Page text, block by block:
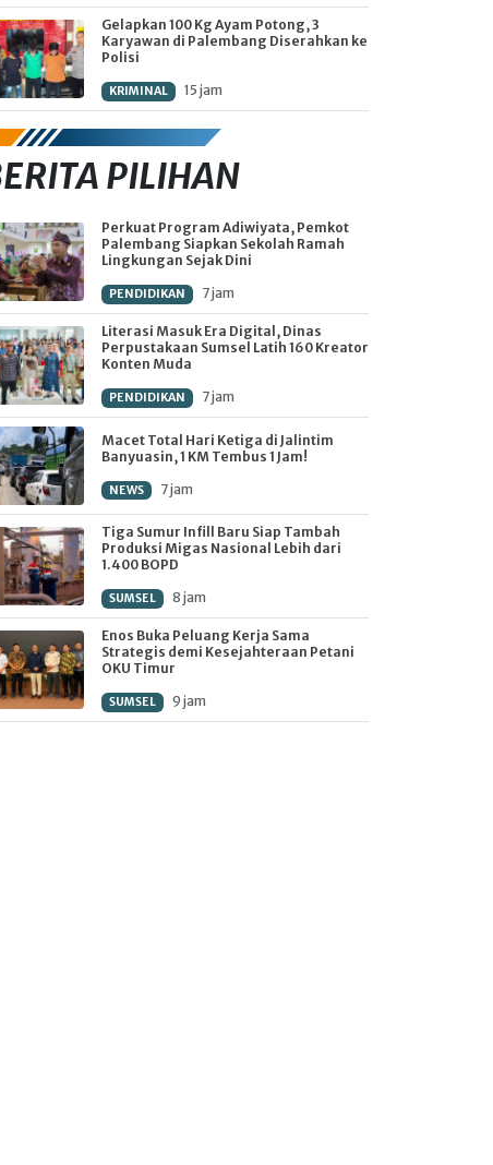
Gelapkan 100 Kg Ayam Potong, 3
Karyawan di Palembang Diserahkan ke
Polisi
KRIMINAL 15 jam
PILIHAN
Perkuat Program Adiwiyata, Pemkot
Palembang Siapkan Sekolah Ramah
Lingkungan Sejak Dini
PENDIDIKAN 7 jam
Literasi Masuk Era Digital, Dinas
Perpustakaan Sumsel Latih 160 Kreator
Konten Muda
PENDIDIKAN 7 jam
Macet Total Hari Ketiga di Jalintim
Banyuasin, 1 KM Tembus 1 Jam!
NEWS 7 jam
Tiga Sumur Infill Baru Siap Tambah
Produksi Migas Nasional Lebih dari
1.400 BOPD
SUMSEL 8 jam
Enos Buka Peluang Kerja Sama
Strategis demi Kesejahteraan Petani
OKU Timur
SUMSEL 9 jam